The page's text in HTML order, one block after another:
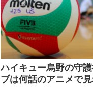
ハイキュー烏野の守
ブは何話のアニメで